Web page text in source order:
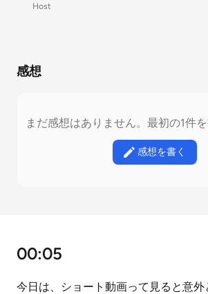
Host
感想
まだ感想はありません。最初の1件
感想を書く
00:05
今日は、ショート動画って見ると意外